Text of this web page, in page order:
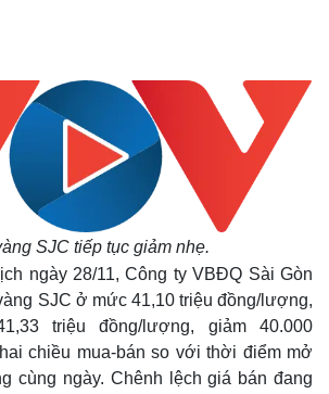
SJC tiếp tục giảm nhẹ.
ngày 28/11, Công ty VBĐQ Sài Gòn
SJC ở mức 41,10 triệu đồng/lượng,
triệu đồng/lượng, giảm 40.000
chiều mua-bán so với thời điểm mở
cùng ngày. Chênh lệch giá bán đang